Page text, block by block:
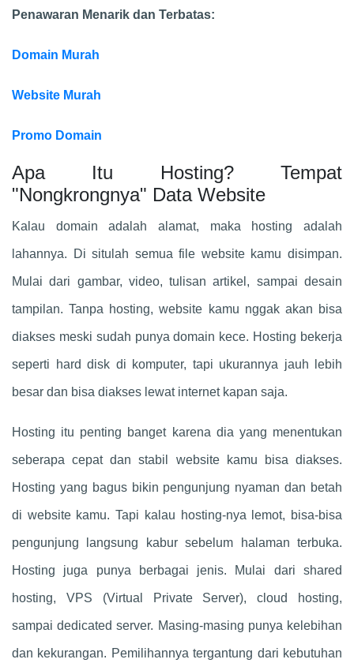
Penawaran Menarik dan Terbatas:
Domain Murah
Website Murah
Promo Domain
Apa Itu Hosting? Tempat
"Nongkrongnya" Data Website
Kalau domain adalah alamat, maka hosting adalah
lahannya. Di situlah semua file website kamu disimpan.
Mulai dari gambar, video, tulisan artikel, sampai desain
tampilan. Tanpa hosting, website kamu nggak akan bisa
diakses meski sudah punya domain kece. Hosting bekerja
seperti hard disk di komputer, tapi ukurannya jauh lebih
besar dan bisa diakses lewat internet kapan saja.
Hosting itu penting banget karena dia yang menentukan
seberapa cepat dan stabil website kamu bisa diakses.
Hosting yang bagus bikin pengunjung nyaman dan betah
di website kamu. Tapi kalau hosting-nya lemot, bisa-bisa
pengunjung langsung kabur sebelum halaman terbuka.
Hosting juga punya berbagai jenis. Mulai dari shared
hosting, VPS (Virtual Private Server), cloud hosting,
sampai dedicated server. Masing-masing punya kelebihan
dan kekurangan. Pemilihannya tergantung dari kebutuhan